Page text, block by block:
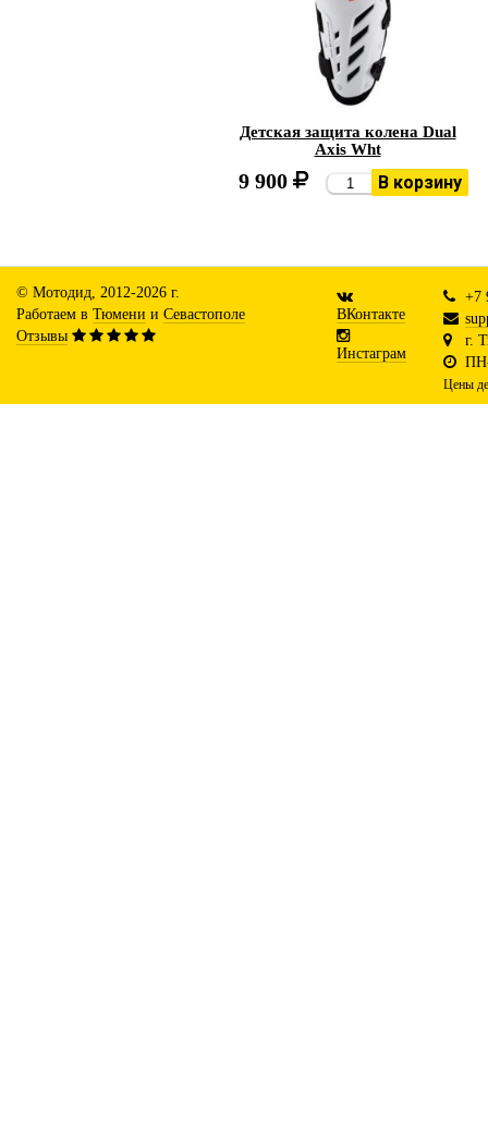
Детская защита колена Dual
Axis Wht
9 900 В корзину
© Мотодид, 2012-2026 г.
Работаем в Тюмени и Севастополе
Отзывы
ВКонтакте
Инстаграм
+7
г.
Цены